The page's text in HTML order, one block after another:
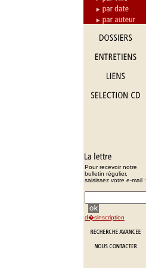
Pour recevoir notre
bulletin régulier,
saisissez votre e-mail :
d�sinscription